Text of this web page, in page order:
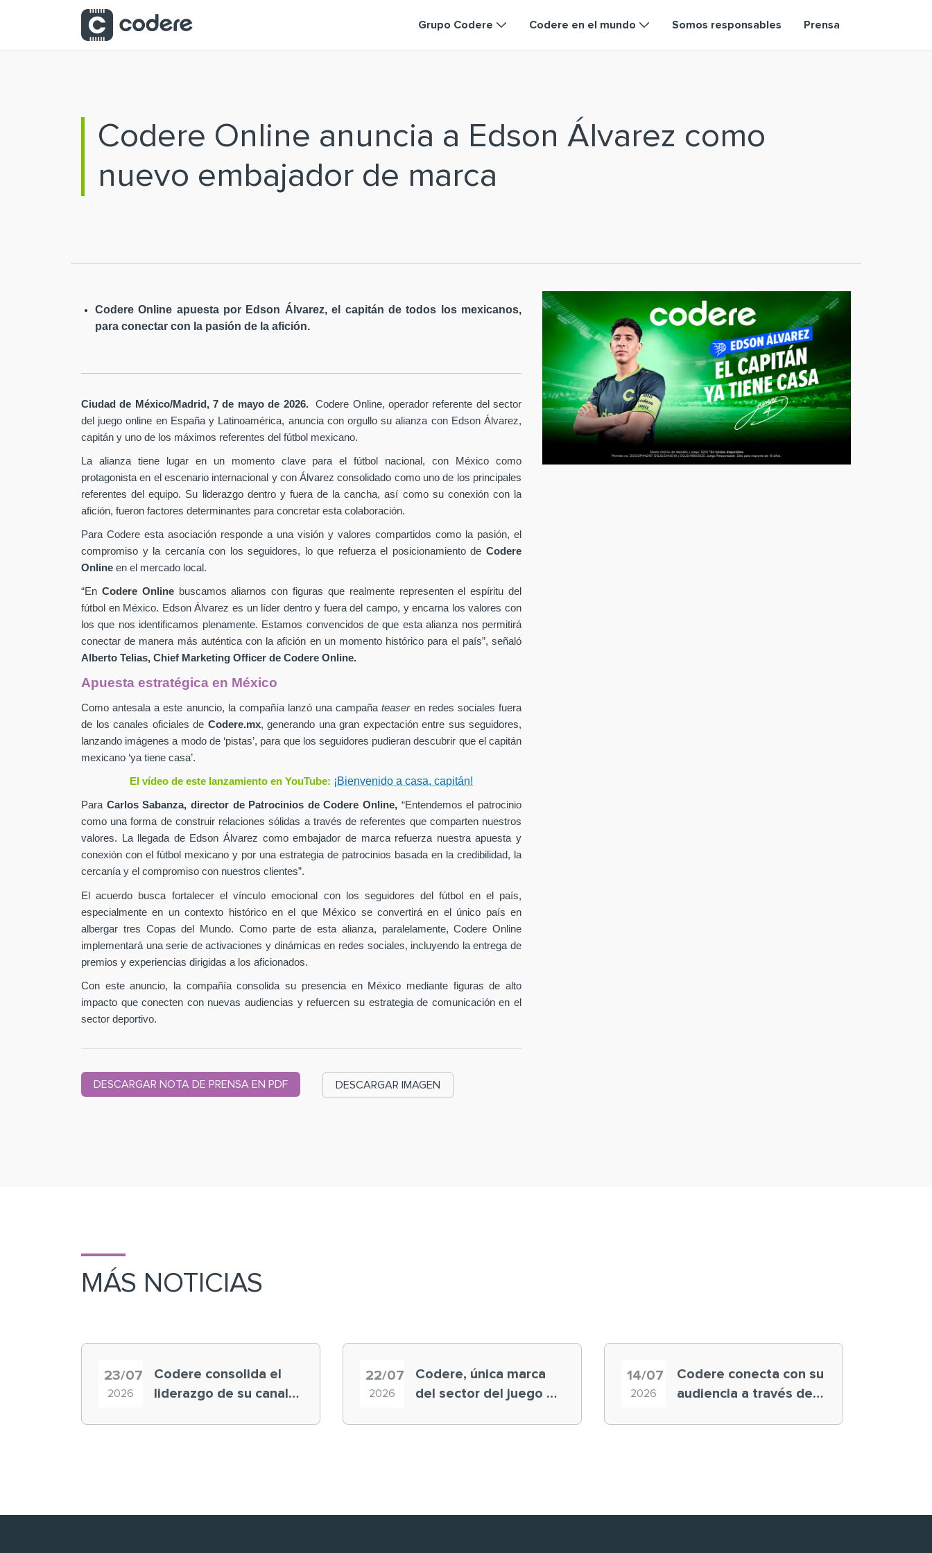
Saltar al contenido principal
Grupo Codere Codere en el mundo Somos responsables Prensa
Codere Online anuncia a Edson Álvarez como
nuevo embajador de marca
Codere Online apuesta por Edson Álvarez, el capitán de todos los mexicanos,
para conectar con la pasión de la afición.
Ciudad de México/Madrid, 7 de mayo de 2026.Codere Online, operador referente del sector
del juego online en España y Latinoamérica, anuncia con orgullo su alianza con Edson Álvarez,
capitán y uno de los máximos referentes del fútbol mexicano.
La alianza tiene lugar en un momento clave para el fútbol nacional, con México como
protagonista en el escenario internacional y con Álvarez consolidado como uno de los principales
referentes del equipo. Su liderazgo dentro y fuera de la cancha, así como su conexión con la
afición, fueron factores determinantes para concretar esta colaboración.
Para Codere esta asociación responde a una visión y valores compartidos como la pasión, el
compromiso y la cercanía con los seguidores, lo que refuerza el posicionamiento de Codere
Online en el mercado local.
“En Codere Onlinebuscamos aliarnos con figuras que realmente representen el espíritu del
fútbol en México. Edson Álvarez es un líder dentro y fuera del campo, y encarna los valores con
los que nos identificamos plenamente. Estamos convencidos de que esta alianza nos permitirá
conectar de manera más auténtica con la afición en un momento histórico para el país”, señaló
Alberto Telias, Chief Marketing Officer de Codere Online.
Apuesta estratégica en México
Como antesala a este anuncio, la compañía lanzó una campañateaseren redes sociales fuera
de los canales oficiales de Codere.mx, generando una gran expectación entre sus seguidores,
lanzando imágenes a modo de ‘pistas’, para que los seguidores pudieran descubrir que el capitán
mexicano ‘ya tiene casa’.
El vídeo de este lanzamiento en YouTube: ¡Bienvenido a casa, capitán!
Para Carlos Sabanza, director de Patrocinios de Codere Online, “Entendemos el patrocinio
como una forma de construir relaciones sólidas a través de referentes que comparten nuestros
valores. La llegada de Edson Álvarez como embajador de marca refuerza nuestra apuesta y
conexión con el fútbol mexicano y por una estrategia de patrocinios basada en la credibilidad, la
cercanía y el compromiso con nuestros clientes”.
El acuerdo busca fortalecer el vínculo emocional con los seguidores del fútbol en el país,
especialmente en un contexto histórico en el que México se convertirá en el único país en
albergar tres Copas del Mundo. Como parte de esta alianza, paralelamente, Codere Online
implementará una serie de activaciones y dinámicas en redes sociales, incluyendo la entrega de
premios y experiencias dirigidas a los aficionados.
Con este anuncio, la compañía consolida su presencia en México mediante figuras de alto
impacto que conecten con nuevas audiencias y refuercen su estrategia de comunicación en el
sector deportivo.
DESCARGAR NOTA DE PRENSA EN PDF DESCARGAR IMAGEN
MÁS NOTICIAS
23/07
2026
Codere consolida el
liderazgo de su canal
22/07
2026
Codere, única marca
del sector del juego en
14/07
2026
Codere conecta con su
audiencia a través de